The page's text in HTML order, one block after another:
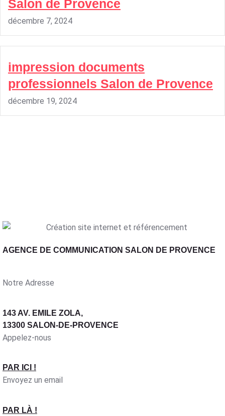
Salon de Provence
décembre 7, 2024
impression documents
professionnels Salon de Provence
décembre 19, 2024
AGENCE DE COMMUNICATION SALON DE PROVENCE
Notre Adresse
143 AV. EMILE ZOLA,
13300 SALON-DE-PROVENCE
Appelez-nous
PAR ICI !
Envoyez un email
PAR LÀ !